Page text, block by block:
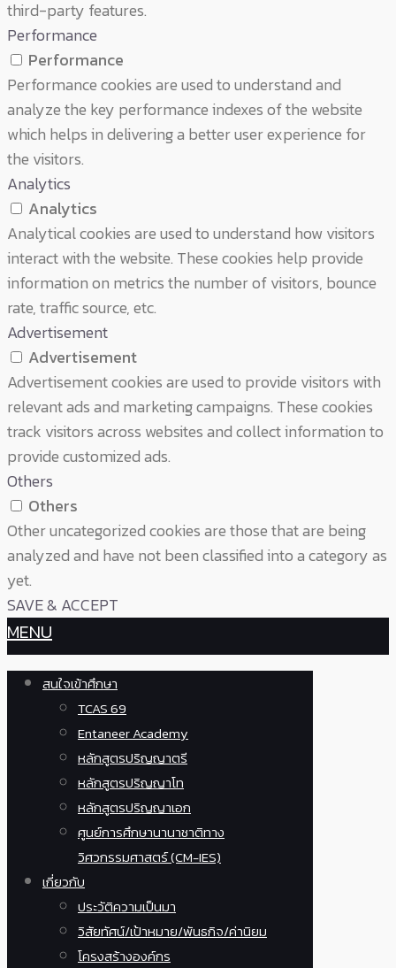
third-party features.
Performance
Performance
Performance cookies are used to understand and
analyze the key performance indexes of the website
which helps in delivering a better user experience for
the visitors.
Analytics
Analytics
Analytical cookies are used to understand how visitors
interact with the website. These cookies help provide
information on metrics the number of visitors, bounce
rate, traffic source, etc.
Advertisement
Advertisement
Advertisement cookies are used to provide visitors with
relevant ads and marketing campaigns. These cookies
track visitors across websites and collect information to
provide customized ads.
Others
Others
Other uncategorized cookies are those that are being
analyzed and have not been classified into a category as
yet.
SAVE & ACCEPT
MENU
สนใจเข้าศึกษา
TCAS 69
Entaneer Academy
หลักสูตรปริญญาตรี
หลักสูตรปริญญาโท
หลักสูตรปริญญาเอก
ศูนย์การศึกษานานาชาติทาง
วิศวกรรมศาสตร์ (CM-IES)
เกี่ยวกับ
ประวัติความเป็นมา
วิสัยทัศน์/เป้าหมาย/พันธกิจ/ค่านิยม
โครงสร้างองค์กร